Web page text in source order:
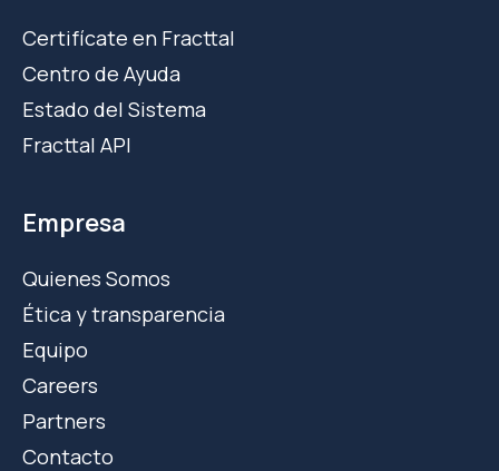
Certifícate en Fracttal
Centro de Ayuda
Estado del Sistema
Fracttal API
Empresa
Quienes Somos
Ética y transparencia
Equipo
Careers
Partners
Contacto